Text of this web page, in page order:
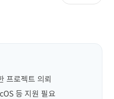
프로젝트 의뢰
등 지원 필요